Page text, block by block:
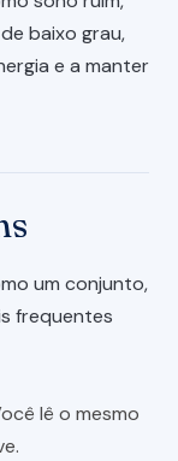
baixo grau,
e a manter
um conjunto,
frequentes
lê o mesmo